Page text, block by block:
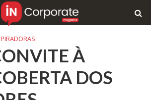
À
DOS